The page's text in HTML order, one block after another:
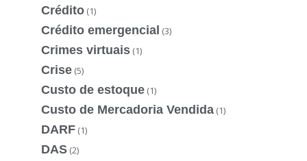
Crédito (1)
Crédito emergencial (3)
Crimes virtuais (1)
Crise (5)
Custo de estoque (1)
Custo de Mercadoria Vendida (1)
DARF (1)
DAS (2)